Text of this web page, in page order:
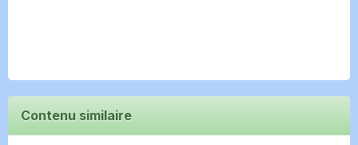
Contenu similaire